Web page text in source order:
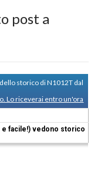
post a
storico di N1012T dal
Lo riceverai entro un'ora
e facile!) vedono storico